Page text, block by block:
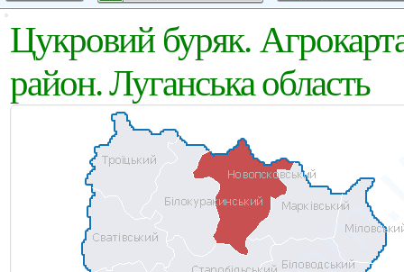
Цукровий буряк.
район. Луганська область